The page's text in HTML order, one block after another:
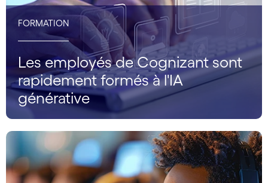
FORMATION
Les employés de Cognizant sont
rapidement formés à l'IA
générative